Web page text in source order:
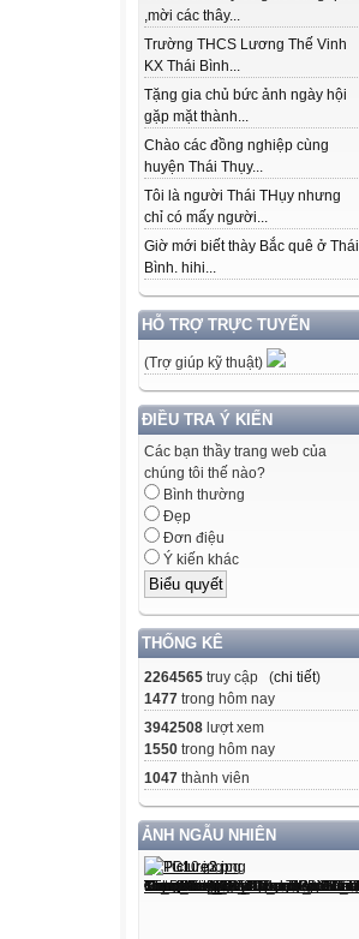
,mời các thây...
Trường THCS Lương Thế Vinh
KX Thái Bình...
Tặng gia chủ bức ảnh ngày hội
gặp mặt thành...
Chào các đồng nghiệp cùng
huyện Thái Thụy...
Tôi là người Thái THụy nhưng
chỉ có mấy người...
Giờ mới biết thày Bắc quê ở Thái
Bình. hihi...
HỖ TRỢ TRỰC TUYẾN
(Trợ giúp kỹ thuật)
ĐIỀU TRA Ý KIẾN
Các bạn thầy trang web của
chúng tôi thế nào?
Bình thường
Đẹp
Đơn điệu
Ý kiến khác
THỐNG KÊ
2264565 truy cập (chi tiết)
1477 trong hôm nay
3942508 lượt xem
1550 trong hôm nay
1047 thành viên
ẢNH NGẪU NHIÊN